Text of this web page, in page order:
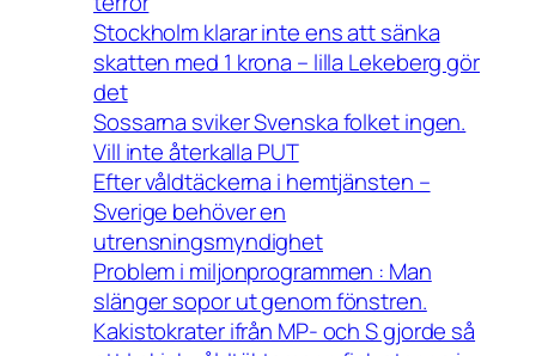
Stockholm klarar inte ens att sänka
skatten med 1 krona – lilla Lekeberg gör
det
Sossarna sviker Svenska folket ingen.
Vill inte återkalla PUT
Efter våldtäckerna i hemtjänsten –
Sverige behöver en
utrensningsmyndighet
Problem i miljonprogrammen : Man
slänger sopor ut genom fönstren.
Kakistokrater ifrån MP- och S gjorde så